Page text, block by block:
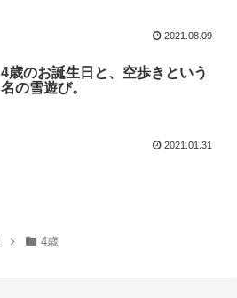
2021.08.09
4歳のお誕生日と、空歩きという
名の雪遊び。
2021.01.31
4歳